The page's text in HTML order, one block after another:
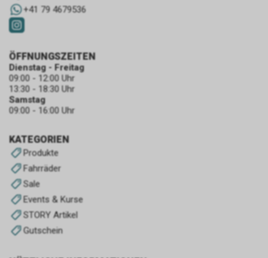
+41 79 4679536
KATEGORIEN
Produkte
Fahrräder
Sale
Events & Kurse
STORY Artikel
Gutschein
ÖFFNUNGSZEITEN
Dienstag - Freitag
09:00 - 12:00 Uhr
13:30 - 18:30 Uhr
Samstag
09:00 - 16:00 Uhr